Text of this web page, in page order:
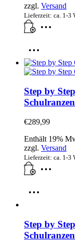
zzgl. Versand
Lieferzeit: ca. 1-3
Step by
€289,99
Enthält 19%
zzgl. Versand
Lieferzeit: ca. 1-3
Step by